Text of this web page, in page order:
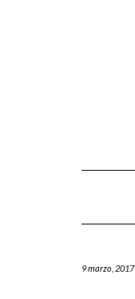
9 marzo, 2017